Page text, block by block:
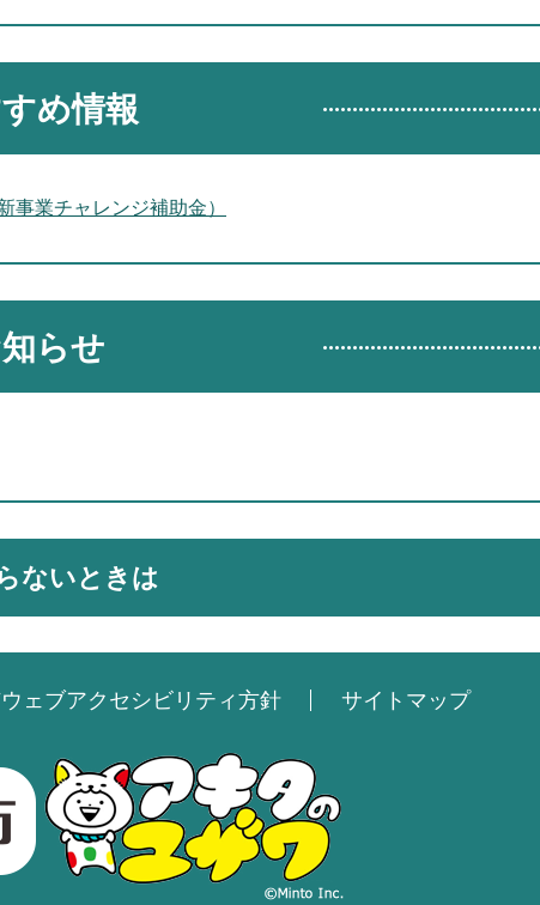
め情報
事業チャレンジ補助金）
らせ
ないときは
ェブアクセシビリティ方針 サイトマップ